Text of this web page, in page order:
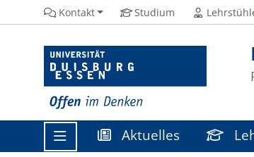
Kontakt Studium
Aktuelles